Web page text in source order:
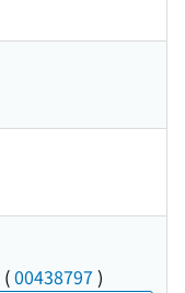
(00438797 )